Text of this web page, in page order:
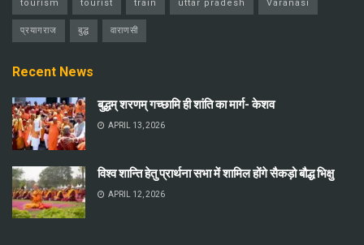
tourism tourist train uttar pradesh Varanasi
प्रयागराज बुद्ध वाराणसी
Recent News
बुद्धम् शरणम् गच्छामि ही शांति का मार्ग- केशव
APRIL 13, 2026
विश्व शान्ति हेतु प्रार्थना सभा में शामिल होंगे सैकड़ो बौद्ध भिक्षु
APRIL 12, 2026